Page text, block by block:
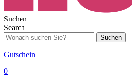
Suchen
Search
Suchen
Gutschein
0